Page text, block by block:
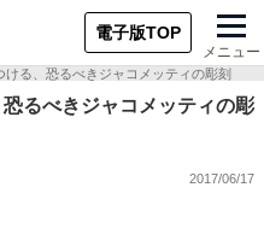
電子版TOP
メニュー
ける、恐るべきジャコメッティの彫刻
るべきジャコメッティの彫
2017/06/17